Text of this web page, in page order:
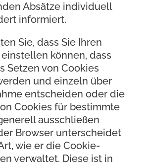
Absätze individuell
informiert.
Sie, dass Sie Ihren
können, dass
Setzen von Cookies
und einzeln über
entscheiden oder die
Cookies für bestimmte
ausschließen
Browser unterscheidet
wie er die Cookie-
verwaltet. Diese ist in